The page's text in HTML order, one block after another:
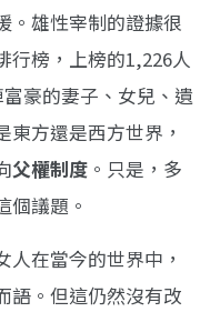
。雄性宰制的證據很
行榜，上榜的1,226人
豪的妻子、女兒、遺
方還是西方世界，
父權制度 。只是，多
個議題。
在當今的世界中，
語。但這仍然沒有改